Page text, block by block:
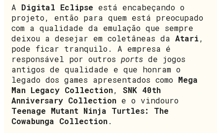
A Digital Eclipse está encabeçando o
projeto, então para quem está preocupado
com a qualidade da emulação que sempre
deixou a desejar em coletâneas da Atari,
pode ficar tranquilo. A empresa é
responsável por outros ports de jogos
antigos de qualidade e que honram o
legado dos games apresentados como Mega
Man Legacy Collection, SNK 40th
Anniversary Collection e o vindouro
Teenage Mutant Ninja Turtles: The
Cowabunga Collection.